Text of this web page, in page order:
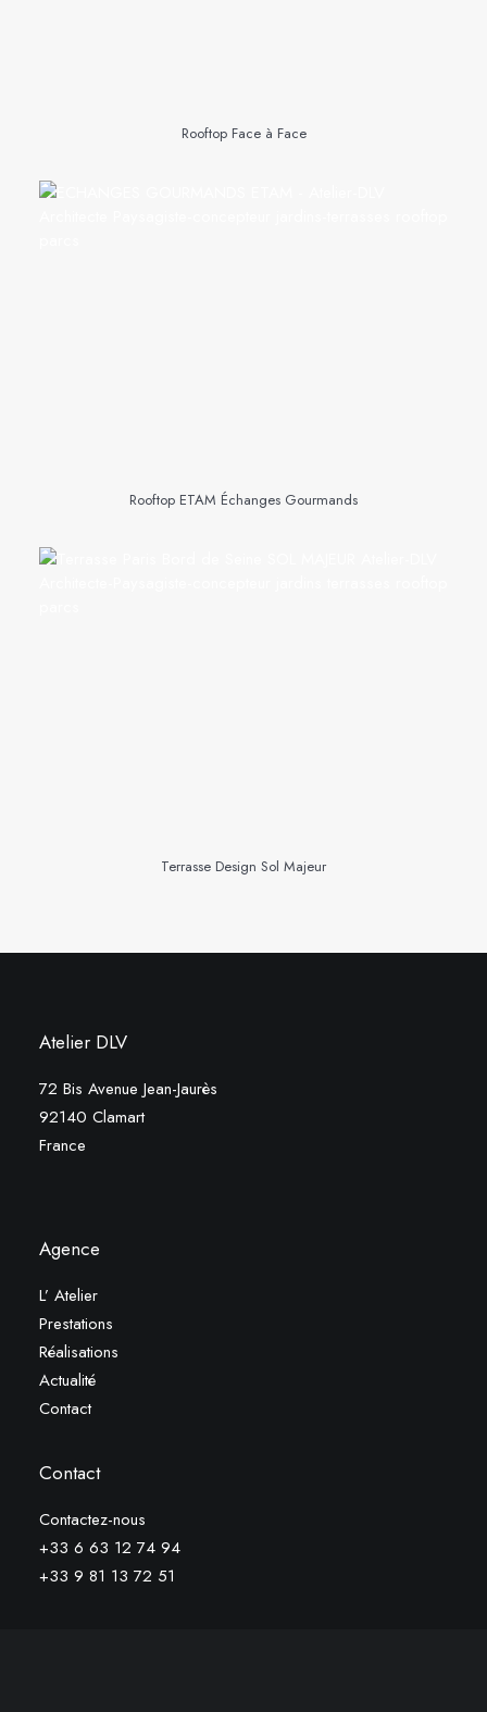
Rooftop Face à Face
Rooftop ETAM Échanges Gourmands
Terrasse Design Sol Majeur
Atelier DLV
72 Bis Avenue Jean-Jaurès
92140 Clamart
France
Agence
L’ Atelier
Prestations
Réalisations
Actualité
Contact
Contact
Contactez-nous
+33 6 63 12 74 94
+33 9 81 13 72 51